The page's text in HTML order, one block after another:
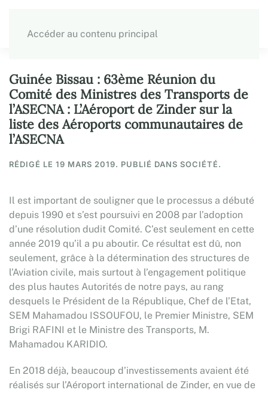
Accéder au contenu principal
Guinée Bissau : 63ème Réunion du
Comité des Ministres des Transports de
l’ASECNA : L’Aéroport de Zinder sur la
liste des Aéroports communautaires de
l’ASECNA
RÉDIGÉ LE 19 MARS 2019. PUBLIÉ DANS SOCIÉTÉ.
Il est important de souligner que le processus a débuté
depuis 1990 et s’est poursuivi en 2008 par l’adoption
d’une résolution dudit Comité. C’est seulement en cette
année 2019 qu’il a pu aboutir. Ce résultat est dû, non
seulement, grâce à la détermination des structures de
l’Aviation civile, mais surtout à l’engagement politique
des plus hautes Autorités de notre pays, au rang
desquels le Président de la République, Chef de l’Etat,
SEM Mahamadou ISSOUFOU, le Premier Ministre, SEM
Brigi RAFINI et le Ministre des Transports, M.
Mahamadou KARIDIO.
En 2018 déjà, beaucoup d’investissements avaient été
réalisés sur l’Aéroport international de Zinder, en vue de